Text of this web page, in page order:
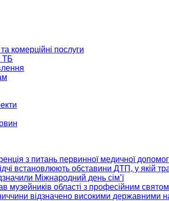
комерційні послуги
ТБ
з питань первинної медичної
встановлюють обставини ДТП, у якій
Міжнародний день сім’ї
музейників області з професійним святом
відзначено високими державними